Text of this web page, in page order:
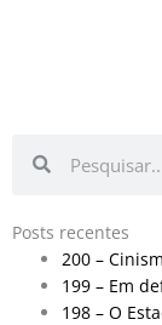
Posts recentes
200 –
199 – Em
198 – O